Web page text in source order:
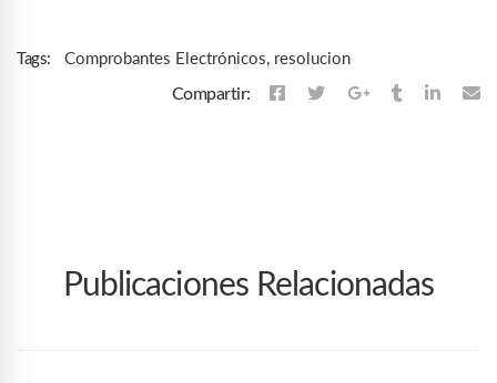
Tags: Comprobantes Electrónicos, resolucion
Compartir:
Publicaciones Relacionadas